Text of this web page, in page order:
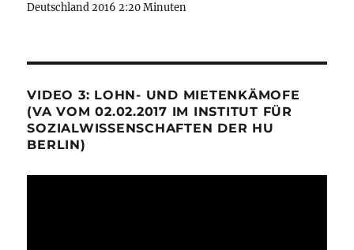
Deutschland 2016 2:20 Minuten
VIDEO 3: LOHN- UND MIETENKÄMOFE
(VA VOM 02.02.2017 IM INSTITUT FÜR
SOZIALWISSENSCHAFTEN DER HU
BERLIN)